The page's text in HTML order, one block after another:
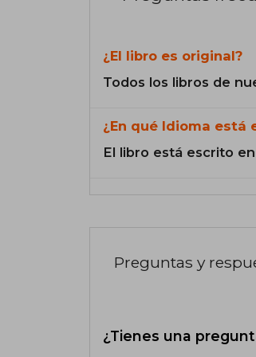
¿El libro es original?
Todos los libros de
¿En qué Idioma está
El libro está escrito
Preguntas y
¿Tienes una